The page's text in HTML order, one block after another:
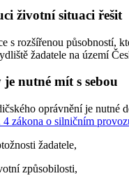
životní situaci řešit
s rozšířenou působností,
žadatele na území
nutné mít s sebou
oprávnění je nutné
4 zákona o silničním
žadatele,
způsobilosti,